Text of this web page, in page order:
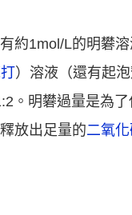
約1mol/L的明礬
）溶液（還有起
。明礬過量是為了
放出足量的二氧化